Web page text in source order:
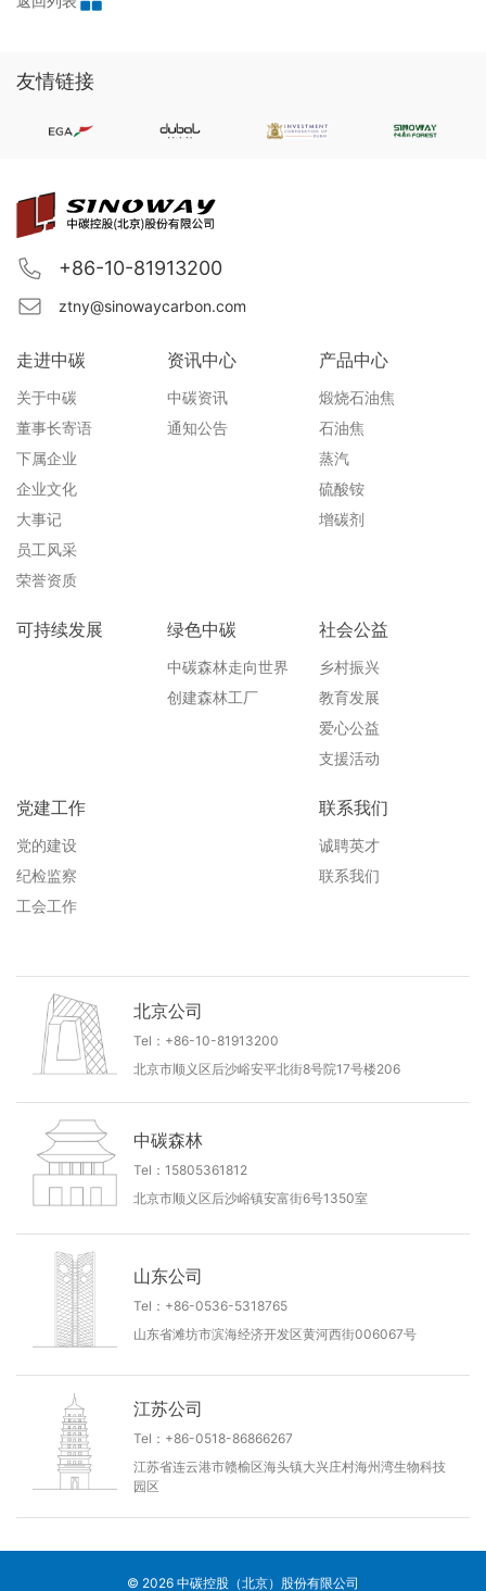
友情链接
走进中碳
关于中碳
董事长寄语
下属企业
企业文化
大事记
员工风采
荣誉资质
资讯中心
中碳资讯
通知公告
产品中心
煅烧石油焦
石油焦
蒸汽
硫酸铵
增碳剂
可持续发展 绿色中碳
中碳森林走向世界
创建森林工厂
社会公益
乡村振兴
教育发展
爱心公益
支援活动
党建工作
党的建设
纪检监察
工会工作
联系我们
诚聘英才
联系我们
+86-10-81913200
ztny@sinowaycarbon.com
北京公司
Tel：+86-10-81913200
北京市顺义区后沙峪安平北街8号院17号楼206
中碳森林
Tel：15805361812
北京市顺义区后沙峪镇安富街6号1350室
山东公司
Tel：+86-0536-5318765
山东省滩坊市滨海经济开发区黄河西街006067号
江苏公司
Tel：+86-0518-86866267
江苏省连云港市赣榆区海头镇大兴庄村海州湾生物科技
园区
© 2026 中碳控股（北京）股份有限公司